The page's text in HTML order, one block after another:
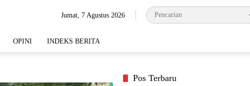
Jumat, 7 Agustus 2026
OPINI INDEKS BERITA
Pos Terbaru